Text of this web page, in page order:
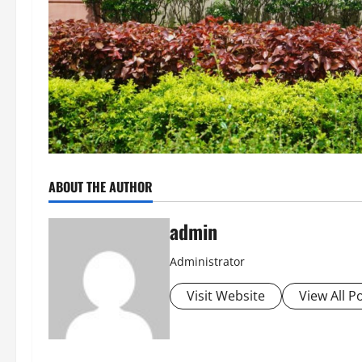
ABOUT THE AUTHOR
admin
Administrator
Visit Website View All